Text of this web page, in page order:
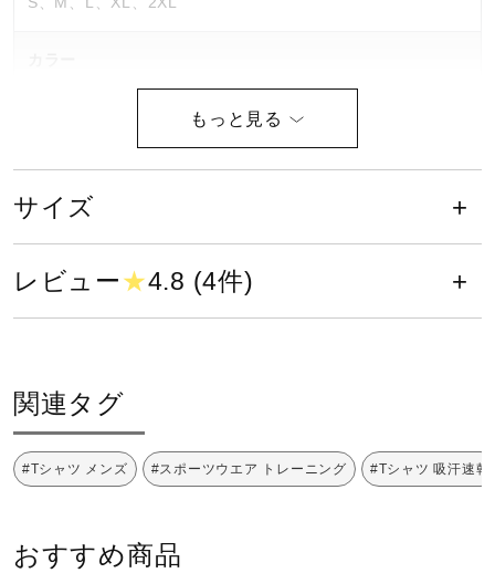
コラボ／ライセンス
直営店一覧
取扱店一覧
02：アンダイドホワイト
40：イブニングプリムローズ
素材
原産国
材料：この商品には、リサイクルポリエステル繊維が50％
サイズ
レビュー★4.8 (4件)
関連タグ
#Tシャツ メンズ #スポーツウエア トレーニング #Tシャツ 吸汗速乾
おすすめ商品